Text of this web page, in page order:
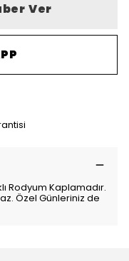
Ver
Rodyum Kaplamadır.
Özel Günleriniz de